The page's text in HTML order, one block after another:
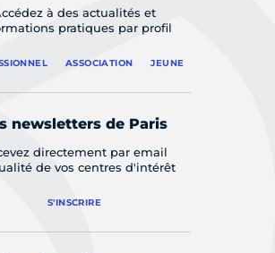
à des actualités et
pratiques par profil
ASSOCIATION JEUNE
newsletters de Paris
directement par email
de vos centres d'intérêt
S'INSCRIRE